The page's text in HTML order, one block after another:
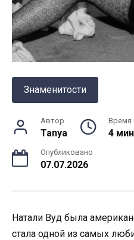
Знаменитости
Автор
Tanya
Время
4
Опубликовано
07.07.2026
Натали Вуд была
стала одной из самых